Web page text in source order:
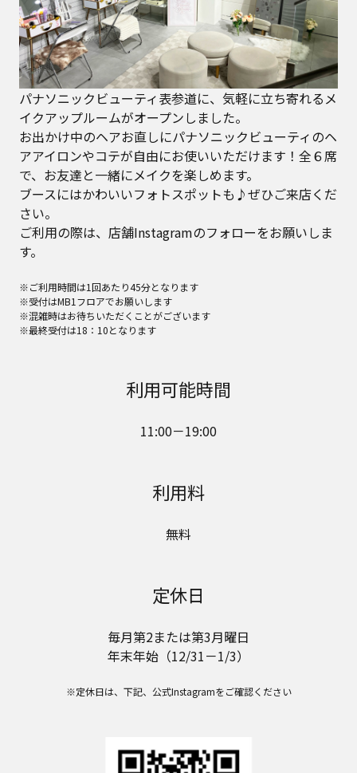
パナソニックビューティ表参道に、気軽に立ち寄れるメ
イクアップルームがオープンしました。
お出かけ中のヘアお直しにパナソニックビューティのヘ
アアイロンやコテが自由にお使いいただけます！全６席
で、お友達と一緒にメイクを楽しめます。
ブースにはかわいいフォトスポットも♪ぜひご来店くだ
さい。
ご利用の際は、店舗Instagramのフォローをお願いしま
す。
※ご利用時間は1回あたり45分となります
※受付はMB1フロアでお願いします
※混雑時はお待ちいただくことがございます
※最終受付は18：10となります
利用可能時間
11:00－19:00
利用料
無料
定休日
毎月第2または第3月曜日
年末年始（12/31－1/3）
※定休日は、下記、公式Instagramをご確認ください